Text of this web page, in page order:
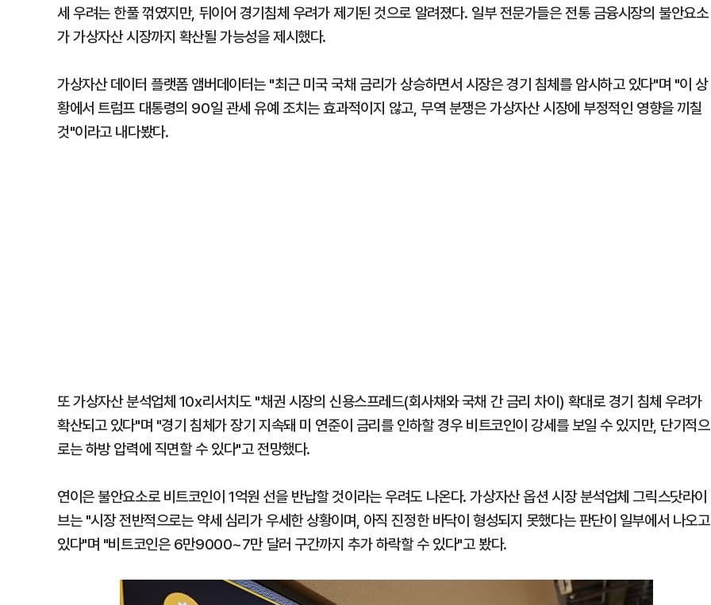
세 우려는 한풀 꺾였지만, 뒤이어 경기침체 우려가 제기된 것으로 알려졌다. 일부 전문가들은 전통 금융시장의 불안요소
가 가상자산 시장까지 확산될 가능성을 제시했다.
가상자산 데이터 플랫폼 앰버데이터는 "최근 미국 국채 금리가 상승하면서 시장은 경기 침체를 암시하고 있다"며 "이 상
황에서 트럼프 대통령의 90일 관세 유예 조치는 효과적이지 않고, 무역 분쟁은 가상자산 시장에 부정적인 영향을 끼칠
것"이라고 내다봤다.
또 가상자산 분석업체 10x리서치도 "채권 시장의 신용스프레드(회사채와 국채 간 금리 차이) 확대로 경기 침체 우려가
확산되고 있다"며 "경기 침체가 장기 지속돼 미 연준이 금리를 인하할 경우 비트코인이 강세를 보일 수 있지만, 단기적으
로는 하방 압력에 직면할 수 있다"고 전망했다.
연이은 불안요소로 비트코인이 1억원 선을 반납할 것이라는 우려도 나온다. 가상자산 옵션 시장 분석업체 그릭스닷라이
브는 "시장 전반적으로는 약세 심리가 우세한 상황이며, 아직 진정한 바닥이 형성되지 못했다는 판단이 일부에서 나오고
있다"며 "비트코인은 6만9000~7만 달러 구간까지 추가 하락할 수 있다"고 봤다.